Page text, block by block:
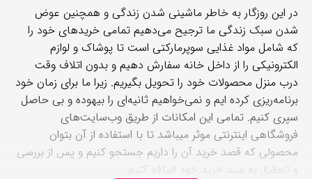
در این روزگار به خاطر ماشینی شدن زندگی و همچنین عوض
شدن سبک زندگی ما ترجیح می‌دهیم تمامی خریدهای خود را
که شامل مواد غذایی سوپرمارکتی است تا پوشاک و لوازم
الکترونیکی را از داخل خانه سفارش دهیم و بدون اتلاف وقت
درب منزل محصولات خود را تحویل بگیریم. زیرا ما برای زمان خود
برنامه‌ریزی کرده ایم و نمی‌خواهیم ثانیه‌ای را بیهوده و بی حاصل
سپری کنیم. تمامی این امکانات از طریق وب‌سایت‌های
فروشگاهی اینترنتی موثر میباشد تا با استفاده از آن بتوان
محصولی که قصد خرید آن را داریم جستجو کنیم و پس از بررسی
و تحقیق به سبد خرید خود اضافه کنیم.